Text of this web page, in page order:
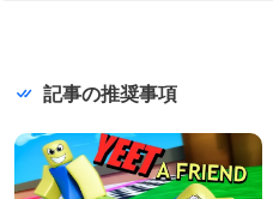
記事の推奨事項